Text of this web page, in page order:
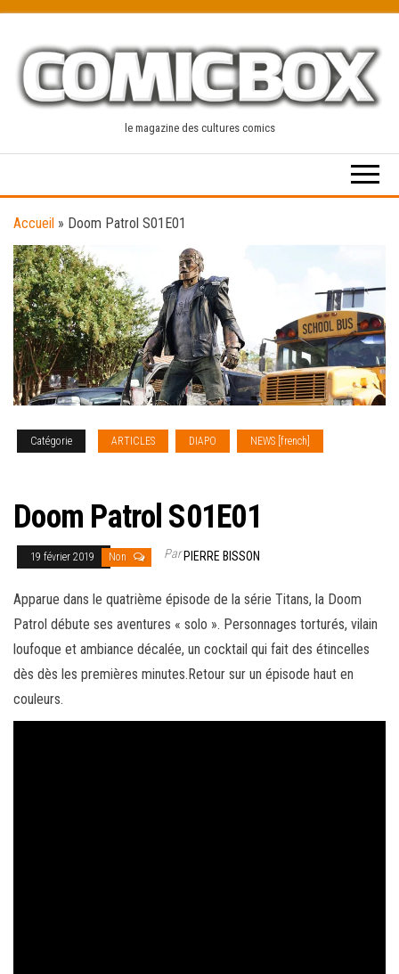
content
le magazine des cultures comics
Accueil » Doom Patrol S01E01
Catégorie ARTICLES DIAPO NEWS [french]
Doom Patrol S01E01
19 février 2019 Non ParPIERRE BISSON
Apparue dans le quatrième épisode de la série Titans, la Doom
Patrol débute ses aventures « solo ». Personnages torturés, vilain
loufoque et ambiance décalée, un cocktail qui fait des étincelles
dès dès les premières minutes.Retour sur un épisode haut en
couleurs.